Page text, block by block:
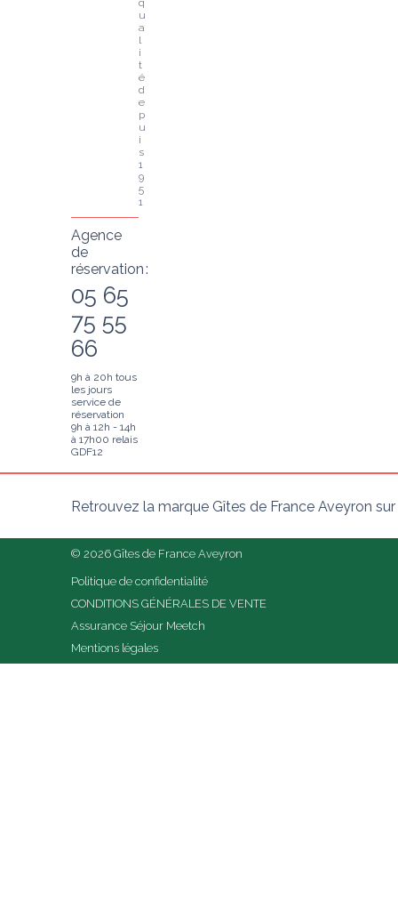
q
u
a
l
i
t
é
d
e
p
u
i
s
1
9
5
1
Agence
de
réservation :
05 65
75 55
66
9h à 20h tous
les jours
service de
réservation
9h à 12h - 14h
à 17h00 relais
GDF12
Retrouvez la marque Gîtes de France Aveyron
© 2026 Gîtes de France Aveyron
Politique de confidentialité
CONDITIONS GÉNÉRALES DE VENTE
Assurance Séjour Meetch
Mentions légales